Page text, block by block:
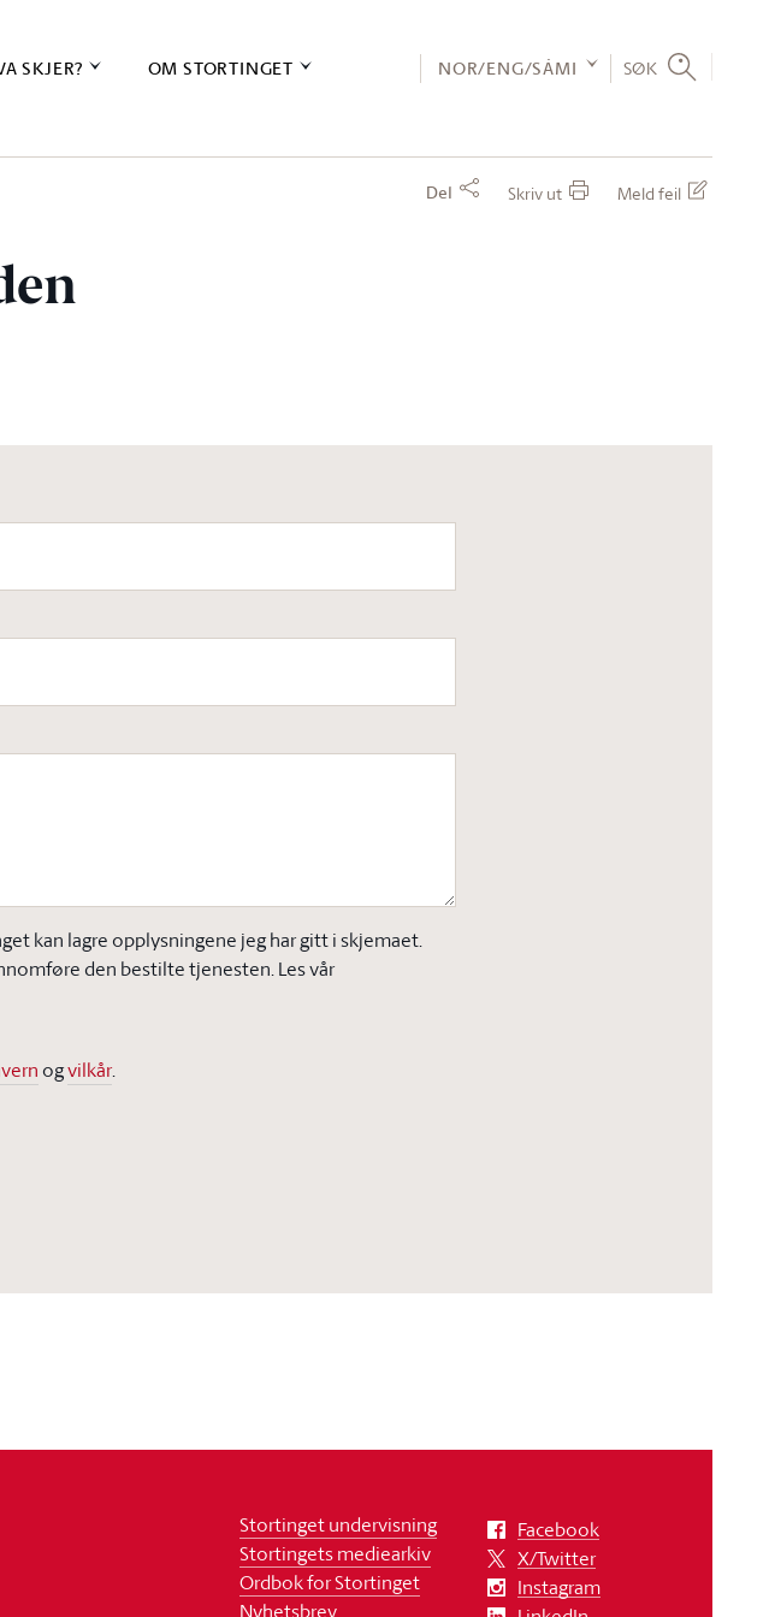
SKJER? OM STORTINGET NOR/ENG/SÁMI SØK
Del Skriv ut Meld feil
kan lagre opplysningene jeg har gitt i skjemaet.
den bestilte tjenesten. Les vår
ogvilkår.
Stortinget undervisning
Stortingets mediearkiv
Ordbok for Stortinget
Nyhetsbrev
Facebook
X/Twitter
Instagram